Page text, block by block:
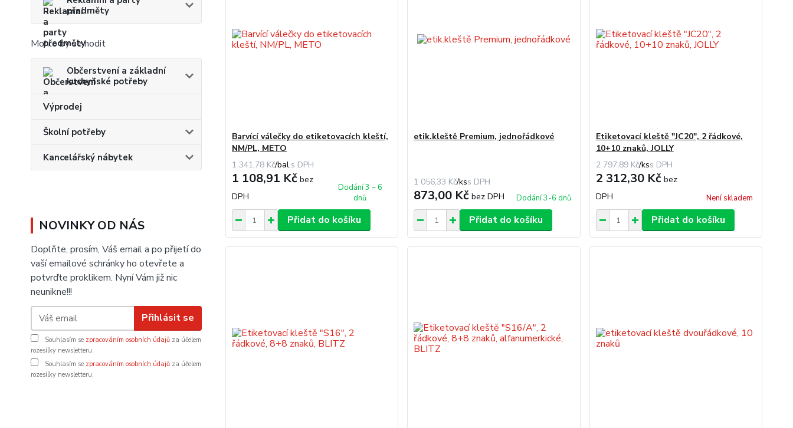
předměty
Mohlo by se hodit
Občerstvení a základní
kuchyňské potřeby
Výprodej
Školní potřeby
Kancelářský nábytek
NOVINKY OD NÁS
Doplňte, prosím, Váš email a po přijetí do
vaší emailové schránky ho otevřete a
potvrďte proklikem. Nyní Vám již nic
neunikne!!!
Přihlásit se
Souhlasím se zpracováním osobních údajů za účelem
rozesílky newsletteru.
Souhlasím se zpracováním osobních údajů za účelem
rozesílky newsletteru.
Barvící válečky do etiketovacích kleští,
NM/PL, METO
1 341,78 Kč/bal.
1 108,91 Kč bez
DPH
Dodání 3 – 6
dnů
Přidat do košíku
etik.kleště Premium, jednořádkové
1 056,33 Kč/ks
873,00 Kčbez DPH Dodání 3-6 dnů
Přidat do košíku
Etiketovací kleště "JC20", 2 řádkové,
10+10 znaků, JOLLY
2 797,89 Kč/ks
2 312,30 Kč bez
DPH
Není skladem
Přidat do košíku